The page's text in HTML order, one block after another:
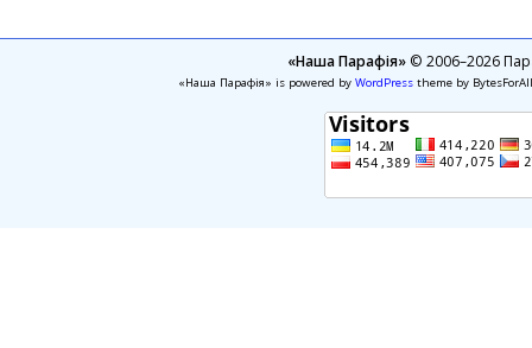
«Наша Парафія»© 2006–2026
«Наша Парафія» is powered by WordPresstheme by